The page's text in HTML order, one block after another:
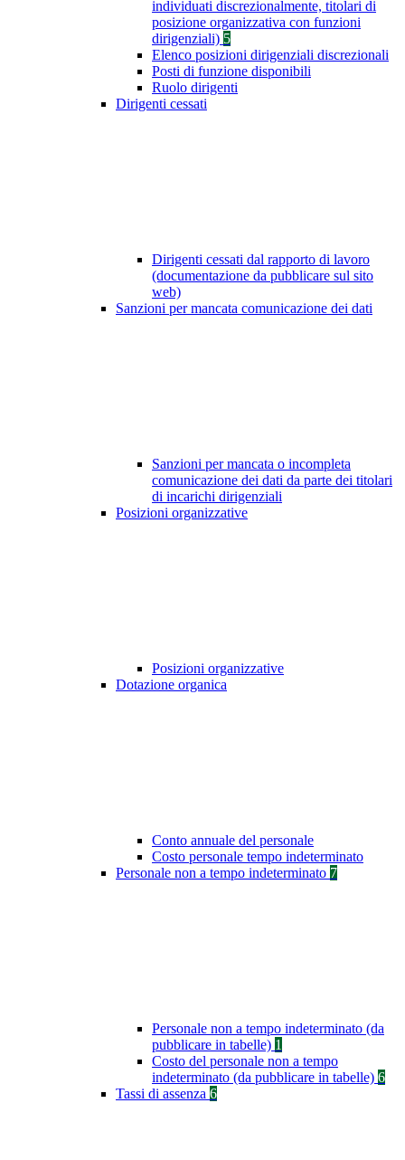
individuati discrezionalmente, titolari di
posizione organizzativa con funzioni
dirigenziali) 5
Elenco posizioni dirigenziali discrezionali
Posti di funzione disponibili
Ruolo dirigenti
Dirigenti cessati
Dirigenti cessati dal rapporto di lavoro
(documentazione da pubblicare sul sito
web)
Sanzioni per mancata comunicazione dei dati
Sanzioni per mancata o incompleta
comunicazione dei dati da parte dei titolari
di incarichi dirigenziali
Posizioni organizzative
Posizioni organizzative
Dotazione organica
Conto annuale del personale
Costo personale tempo indeterminato
Personale non a tempo indeterminato 7
Personale non a tempo indeterminato (da
pubblicare in tabelle) 1
Costo del personale non a tempo
indeterminato (da pubblicare in tabelle) 6
Tassi di assenza 6